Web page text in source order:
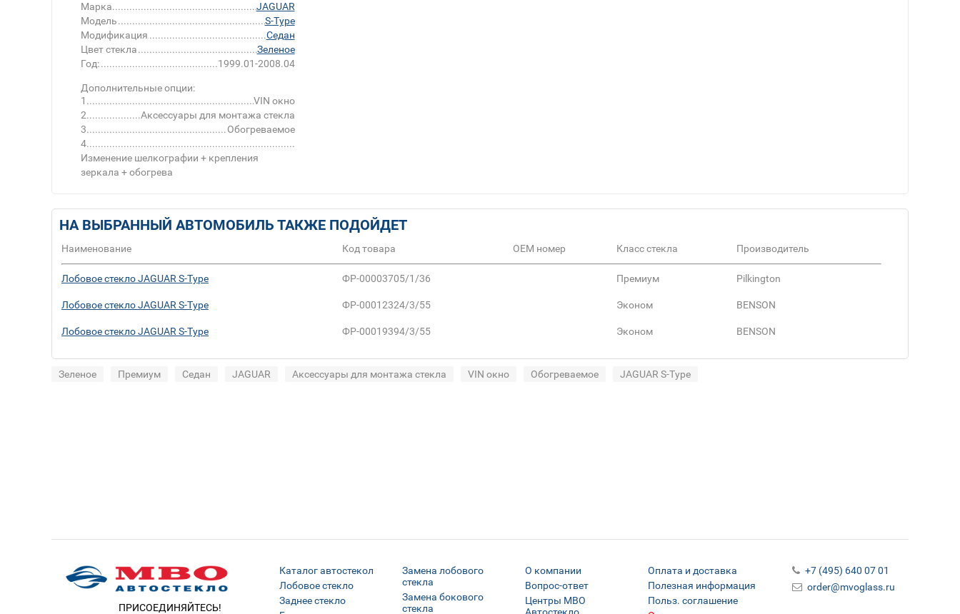
Марка
JAGUAR
Модель
S-Type
Модификация
Седан
Цвет стекла
Зеленое
Год:
1999.01-2008.04
Дополнительные опции:
1
VIN окно
2
Аксессуары для монтажа стекла
3
Обогреваемое
4
Изменение шелкографии + крепления
зеркала + обогрева
НА ВЫБРАННЫЙ АВТОМОБИЛЬ ТАКЖЕ ПОДОЙДЕТ
Наименование Код товара ОЕМ номер Класс стекла Производитель
Лобовое стекло JAGUAR S-Type ФР-00003705/1/36 Премиум Pilkington
Лобовое стекло JAGUAR S-Type ФР-00012324/3/55 Эконом BENSON
Лобовое стекло JAGUAR S-Type ФР-00019394/3/55 Эконом BENSON
Зеленое Премиум Седан JAGUAR Аксессуары для монтажа стекла VIN окно Обогреваемое JAGUAR S-Type
ПРИСОЕДИНЯЙТЕСЬ!
Каталог автостекол
Лобовое стекло
Заднее стекло
Замена лобового
стекла
Замена бокового
стекла
О компании
Вопрос-ответ
Центры МВО
Оплата и доставка
Полезная информация
Польз. соглашение
+7 (495) 640 07 01
order@mvoglass.ru